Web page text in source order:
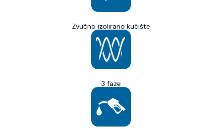
Zvučno izolirano kućište
3 faze